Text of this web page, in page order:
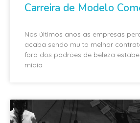
Carreira de Modelo
Nos últimos anos as empresas
acaba sendo muito melhor
fora dos padrões de beleza
mídia